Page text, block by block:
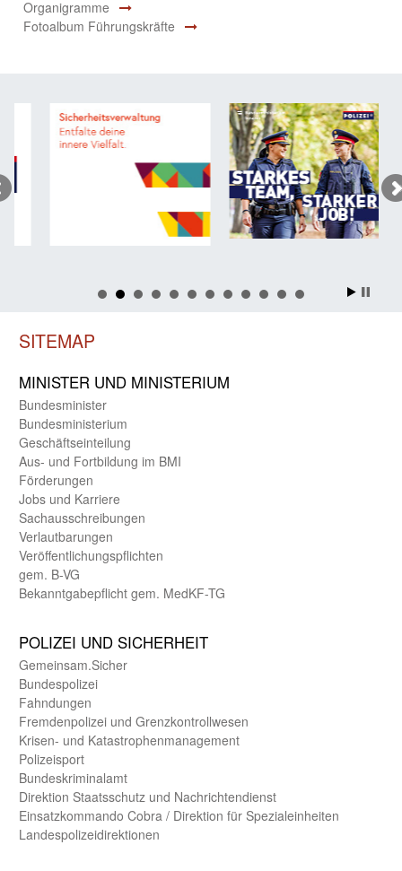
Organigramme
Fotoalbum Führungskräfte
SITEMAP
MINISTER UND MINIST­ERIUM
Bundes­minister
Bundes­ministerium
Geschäfts­einteilung
Aus- und Fortbildung im BMI
Förderungen
Jobs und Karriere
Sachaus­schreibungen
Verlautbarungen
Veröffentlichungspflichten
gem. B-VG
Bekanntgabepflicht gem. MedKF-TG
POLIZEI UND SICHER­HEIT
Gemein­sam.Sicher
Bundes­polizei
Fahndungen
Fremdenpolizei und Grenzkontrollwesen
Krisen- und Katastrophen­management
Polizeisport
Bundes­kriminal­amt
Direktion Staats­schutz und Nach­richten­dienst
Einsatz­kommando Cobra / Direktion für Spezialeinheiten
Landes­polizei­direk­tionen